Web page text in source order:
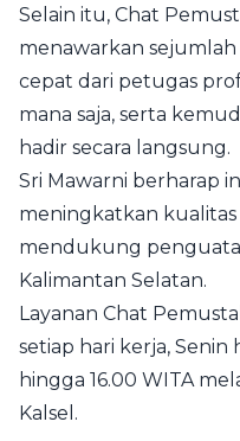
Selain itu, Chat
menawarkan
cepat dari petugas
mana saja, serta
hadir secara langsung.
Sri Mawarni berharap
meningkatkan
mendukung
Kalimantan Selatan.
Layanan Chat
setiap hari kerja,
hingga 16.00 WITA
Kalsel.